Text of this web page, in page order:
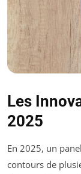
Les
2025
En 2025, un
contours de